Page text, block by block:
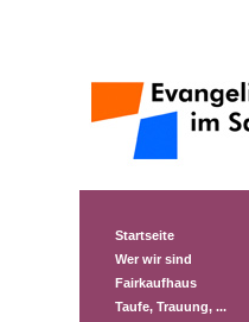
Startseite
Wer wir sind
Fairkaufhaus
Taufe, Trauung, ...